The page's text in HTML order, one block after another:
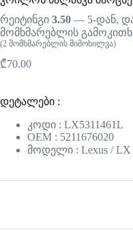
რეიტინგი 3.50 — 5-დან,
მომხმარებლის
(2 მომხმარებლის მიმოხილვა)
₾70.00
დეტალები :
კოდი : LX5311461L
OEM : 5211676020
მოდელი : Lexus / LX